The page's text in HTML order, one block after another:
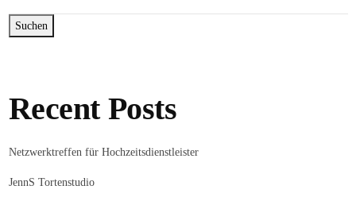
Suchen
Recent Posts
Netzwerktreffen für Hochzeitsdienstleister
JennS Tortenstudio